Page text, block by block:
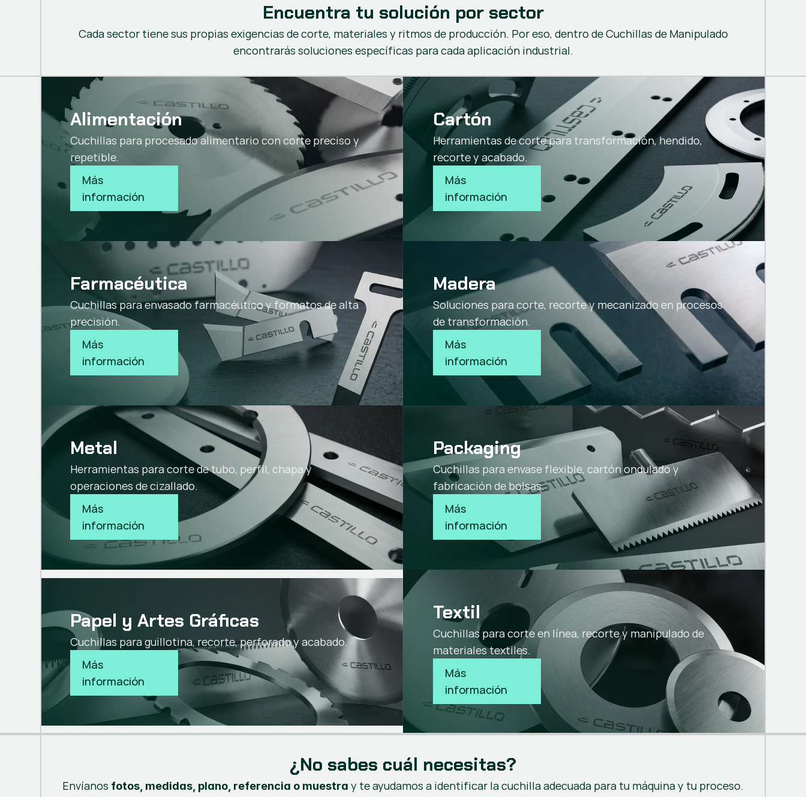
Encuentra tu solución por sector
Cada sector tiene sus propias exigencias de corte, materiales y ritmos de producción. Por eso, dentro de Cuchillas de Manipulado
encontrarás soluciones específicas para cada aplicación industrial.
Alimentación
Cuchillas para procesado alimentario con corte preciso y
repetible.
Más
información
Cartón
Herramientas de corte para transformación, hendido,
recorte y acabado.
Más
información
Farmacéutica
Cuchillas para envasado farmacéutico y formatos de alta
precisión.
Más
información
Madera
Soluciones para corte, recorte y mecanizado en procesos
de transformación.
Más
información
Metal
Herramientas para corte de tubo, perfil, chapa y
operaciones de cizallado.
Más
información
Packaging
Cuchillas para envase flexible, cartón ondulado y
fabricación de bolsas.
Más
información
Papel y Artes Gráficas
Cuchillas para guillotina, recorte, perforado y acabado.
Más
información
Textil
Cuchillas para corte en línea, recorte y manipulado de
materiales textiles.
Más
información
¿No sabes cuál necesitas?
Envíanos fotos, medidas, plano, referencia o muestra y te ayudamos a identificar la cuchilla adecuada para tu máquina y tu proceso.